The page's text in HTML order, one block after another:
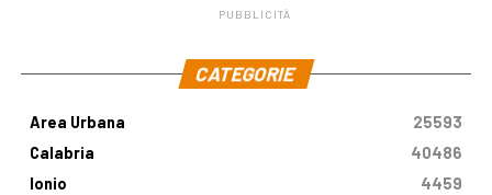
PUBBLICITÀ
CATEGORIE
Area Urbana
25593
Calabria
40486
Ionio
4459